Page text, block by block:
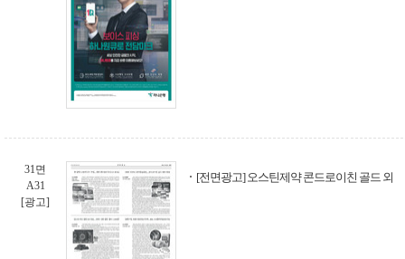
31면
A31
[광고]
[전면광고] 오스틴제약 콘드로이친 골드 외